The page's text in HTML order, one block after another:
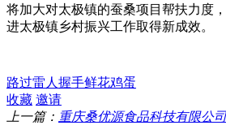
将加大对太极镇的蚕桑项目帮扶力度
进太极镇乡村振兴工作取得新成效。
路过雷人 握手鲜花鸡蛋
收藏 邀请
上一篇： 重庆桑优源食品科技有限公